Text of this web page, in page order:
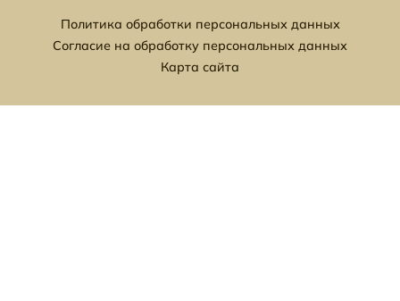
Политика обработки персональных данных
Согласие на обработку персональных данных
Карта сайта